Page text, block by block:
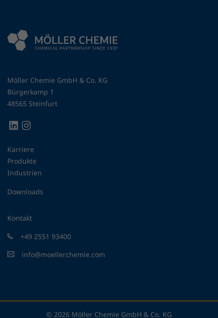
Möller Chemie GmbH & Co. KG
Bürgerkamp 1
48565 Steinfurt
Karriere
Produkte
Industrien
Downloads
Kontakt
+49 2551 93400
info@moellerchemie.com
© 2026 Möller Chemie GmbH & Co. KG